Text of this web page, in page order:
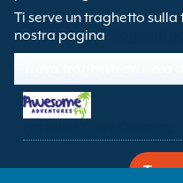
Ti serve un traghetto
nostra pagina